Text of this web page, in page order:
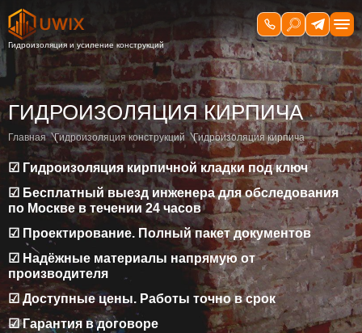
ГИДРОИЗОЛЯЦИЯ КИРПИЧА
Главная Гидроизоляция конструкций Гидроизоляция кирпича
☑ Гидроизоляция кирпичной кладки под ключ
☑ Бесплатный выезд инженера для обследования
по Москве в течении 24 часов
☑ Проектирование. Полный пакет документов
☑ Надёжные материалы напрямую от
производителя
☑ Доступные цены. Работы точно в срок
☑ Гарантия в договоре